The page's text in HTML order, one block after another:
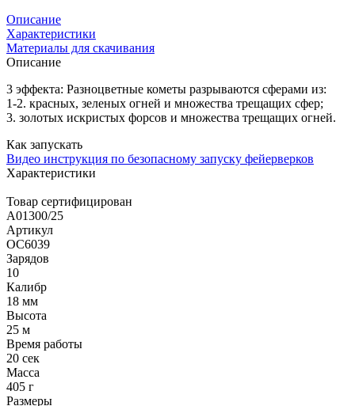
Описание
Характеристики
Материалы для скачивания
Описание
3 эффекта: Разноцветные кометы разрываются сферами из:
1-2. красных, зеленых огней и множества трещащих сфер;
3. золотых искристых форсов и множества трещащих огней.
Как запускать
Видео инструкция по безопасному запуску фейерверков
Характеристики
Товар сертифицирован
A01300/25
Артикул
ОС6039
Зарядов
10
Калибр
18 мм
Высота
25 м
Время работы
20 сек
Масса
405 г
Размеры